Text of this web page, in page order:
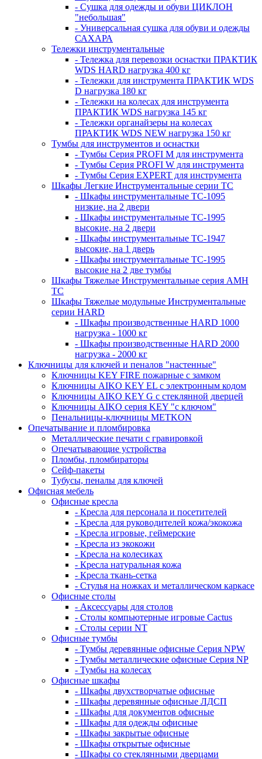
- Сушка для одежды и обуви ЦИКЛОН
"небольшая"
- Универсальная сушка для обуви и одежды
САХАРА
Тележки инструментальные
- Тележка для перевозки оснастки ПРАКТИК
WDS HARD нагрузка 400 кг
- Тележки для инструмента ПРАКТИК WDS
D нагрузка 180 кг
- Тележки на колесах для инструмента
ПРАКТИК WDS нагрузка 145 кг
- Тележки органайзеры на колесах
ПРАКТИК WDS NEW нагрузка 150 кг
Тумбы для инструментов и оснастки
- Тумбы Серия PROFI M для инструмента
- Тумбы Серия PROFI W для инструмента
- Тумбы Серия EXPERT для инструмента
Шкафы Легкие Инструментальные серии ТС
- Шкафы инструментальные TC-1095
низкие, на 2 двери
- Шкафы инструментальные TC-1995
высокие, на 2 двери
- Шкафы инструментальные ТС-1947
высокие, на 1 дверь
- Шкафы инструментальные ТС-1995
высокие на 2 две тумбы
Шкафы Тяжелые Инструментальные серия AMH
TC
Шкафы Тяжелые модульные Инструментальные
серии HARD
- Шкафы производственные HARD 1000
нагрузка - 1000 кг
- Шкафы производственные HARD 2000
нагрузка - 2000 кг
Ключницы для ключей и пеналов "настенные"
Ключницы KEY FIRE пожарные с замком
Ключницы AIKO KEY EL с электронным кодом
Ключницы AIKO KEY G с стеклянной дверцей
Ключницы AIKO серия KEY "с ключом"
Пенальницы-ключницы METKON
Опечатывание и пломбировка
Металлические печати с гравировкой
Опечатывающие устройства
Пломбы, пломбираторы
Сейф-пакеты
Тубусы, пеналы для ключей
Офисная мебель
Офисные кресла
- Кресла для персонала и посетителей
- Кресла для руководителей кожа/экокожа
- Кресла игровые, геймерские
- Кресла из экокожи
- Кресла на колесиках
- Кресла натуральная кожа
- Кресла ткань-сетка
- Стулья на ножках и металлическом каркасе
Офисные столы
- Аксессуары для столов
- Столы компьютерные игровые Cactus
- Столы серии NT
Офисные тумбы
- Тумбы деревянные офисные Серия NPW
- Тумбы металлические офисные Серия NP
- Тумбы на колесах
Офисные шкафы
- Шкафы двухстворчатые офисные
- Шкафы деревянные офисные ЛДСП
- Шкафы для документов офисные
- Шкафы для одежды офисные
- Шкафы закрытые офисные
- Шкафы открытые офисные
- Шкафы со стеклянными дверцами